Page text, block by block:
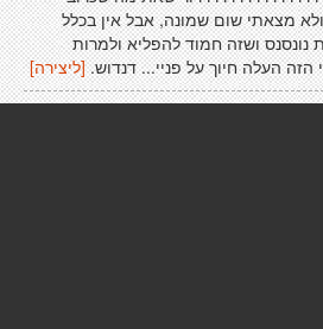
ולא מצאתי שום שמונה, אבל אין בכלל
ושזה חמוד להפליא ולמרות
העלה חיוך על פניי... דנדוש.[ליצירה]